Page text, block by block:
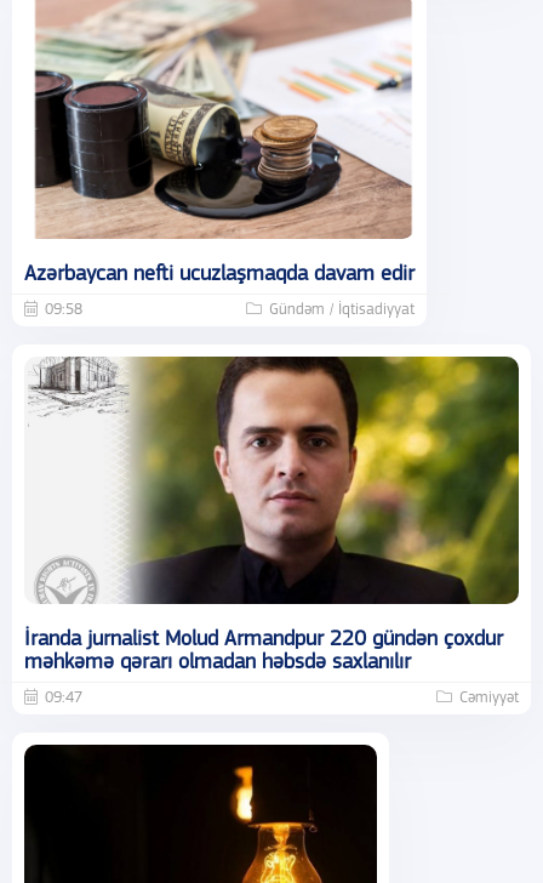
Azərbaycan nefti ucuzlaşmaqda davam edir
09:58 Gündəm / İqtisadiyyat
İranda jurnalist Molud Armandpur 220 gündən çoxdur
məhkəmə qərarı olmadan həbsdə saxlanılır
09:47 Cəmiyyət